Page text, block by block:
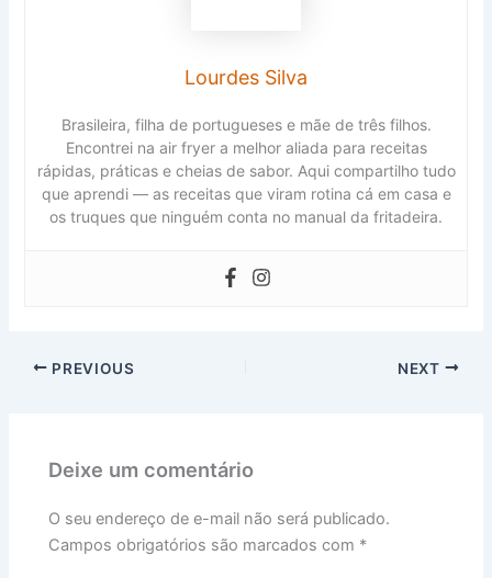
Lourdes Silva
Brasileira, filha de portugueses e mãe de três filhos.
Encontrei na air fryer a melhor aliada para receitas
rápidas, práticas e cheias de sabor. Aqui compartilho tudo
que aprendi — as receitas que viram rotina cá em casa e
os truques que ninguém conta no manual da fritadeira.
PREVIOUS NEXT
Deixe um comentário
O seu endereço de e-mail não será publicado.
Campos obrigatórios são marcados com *